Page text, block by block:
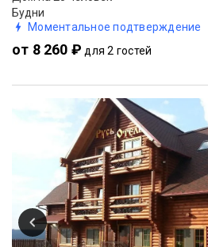
Будни
Моментальное подтверждение
от 8 260 ₽ для 2 гостей